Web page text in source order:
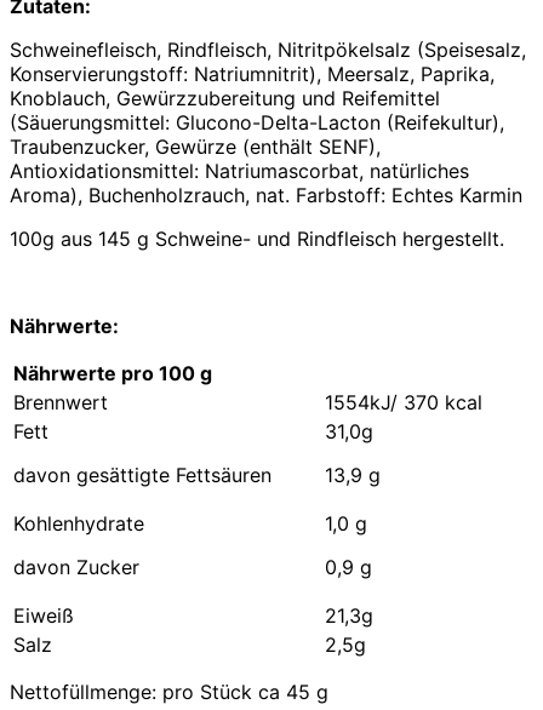
Zutaten:
Schweinefleisch, Rindfleisch, Nitritpökelsalz (Speisesalz,
Konservierungstoff: Natriumnitrit), Meersalz, Paprika,
Knoblauch, Gewürzzubereitung und Reifemittel
(Säuerungsmittel: Glucono-Delta-Lacton (Reifekultur),
Traubenzucker, Gewürze (enthält SENF),
Antioxidationsmittel: Natriumascorbat, natürliches
Aroma), Buchenholzrauch, nat. Farbstoff: Echtes Karmin
100g aus 145 g Schweine- und Rindfleisch hergestellt.
Nährwerte:
Nährwerte pro 100 g
Brennwert
1554kJ/ 370 kcal
Fett
davon gesättigte Fettsäuren
31,0g
13,9 g
Kohlenhydrate
davon Zucker
1,0 g
0,9 g
Eiweiß
21,3g
Salz
2,5g
Nettofüllmenge: pro Stück ca 45 g